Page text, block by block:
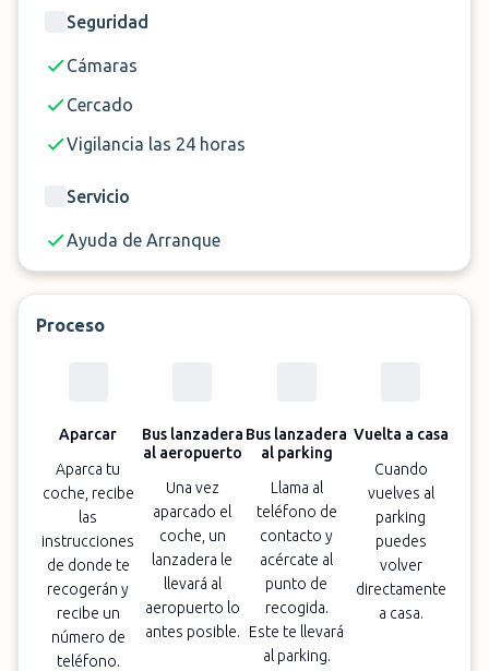
Seguridad
Cámaras
Cercado
Vigilancia las 24 horas
Servicio
Ayuda de Arranque
Proceso
Aparcar
Aparca tu
coche, recibe
las
instrucciones
de donde te
recogerán y
recibe un
número de
teléfono.
Bus lanzadera
al aeropuerto
Una vez
aparcado el
coche, un
lanzadera le
llevará al
aeropuerto lo
antes posible.
Bus lanzadera
al parking
Llama al
teléfono de
contacto y
acércate al
punto de
recogida.
Este te llevará
al parking.
Vuelta a casa
Cuando
vuelves al
parking
puedes
volver
directamente
a casa.